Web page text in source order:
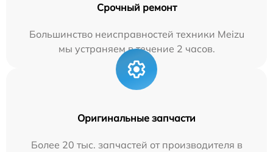
Срочный ремонт
Большинство неисправностей техники Meizu
мы устраняем в течение 2 часов.
Оригинальные запчасти
Более 20 тыс. запчастей от производителя в